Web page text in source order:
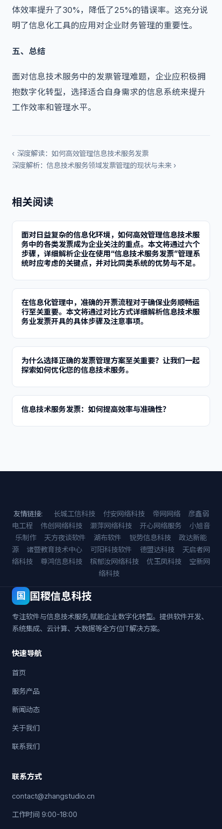
体效率提升了30%，降低了25%的错误率。这充分说
明了信息化工具的应用对企业财务管理的重要性。
五、总结
面对信息技术服务中的发票管理难题，企业应积极拥
抱数字化转型，选择适合自身需求的信息系统来提升
工作效率和管理水平。
‹ 深度解读：如何高效管理信息技术服务发票
深度解析：信息技术服务领域发票管理的现状与未来 ›
相关阅读
面对日益复杂的信息化环境，如何高效管理信息技术服
务中的各类发票成为企业关注的重点。本文将通过六个
步骤，详细解析企业在使用“信息技术服务发票”管理系
统时应考虑的关键点，并对比同类系统的优势与不足。
在信息化管理中，准确的开票流程对于确保业务顺畅运
行至关重要。本文将通过对比方式详细解析信息技术服
务业发票开具的具体步骤及注意事项。
为什么选择正确的发票管理方案至关重要？让我们一起
探索如何优化您的信息技术服务。
信息技术服务发票：如何提高效率与准确性？
友情链接: 长城工信科技 付安网络科技 帝网网络
彦鑫弱
电工程
伟创网络科技 灏萍网络科技 开心网络服务
小旭音
乐制作
天方夜谈软件 湖布软件 锐势信息科技
政达新能
源
诸暨教育技术中心 可阳科技软件 德盟达科技
天启者网
络科技
尊鸿信息科技 槟郁汝网络科技 优玉凤科技
空新网
络科技
国 国稷信息科技
专注软件与信息技术服务,赋能企业数字化转型。提供软件开发、
系统集成、云计算、大数据等全方位IT解决方案。
快速导航
首页
服务产品
新闻动态
关于我们
联系我们
联系方式
contact@zhangstudio.cn
工作时间 9:00-18:00